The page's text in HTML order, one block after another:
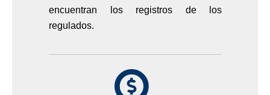
encuentran los registros de los
regulados.